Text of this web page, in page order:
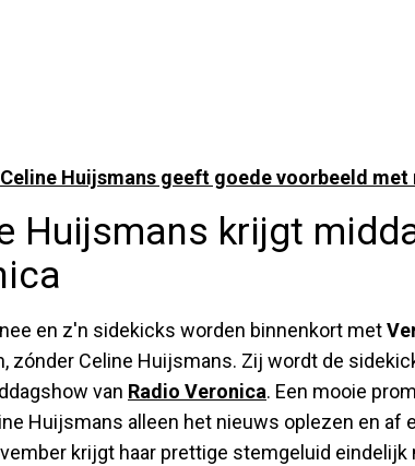
Celine Huijsmans geeft goede voorbeeld met
Huijsmans krijgt
en z'n sidekicks worden binnenkort met
zónder Celine Huijsmans. Zij wordt de
van Radio Veronica. Een mooie
Huijsmans alleen het nieuws oplezen en af
krijgt haar prettige stemgeluid eindelijk